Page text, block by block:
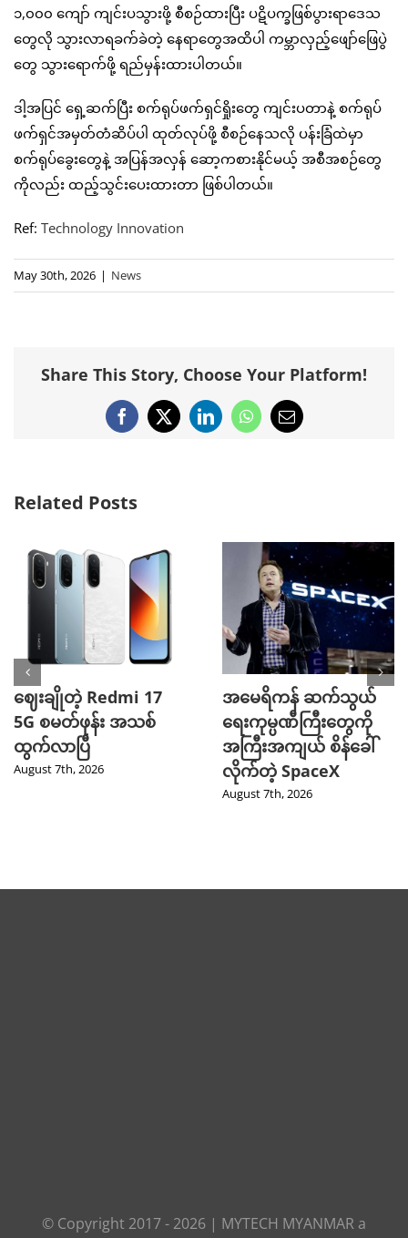
၁,၀၀၀ ကျော် ကျင်းပသွားဖို့ စီစဉ်ထားပြီး ပဋိပက္ခဖြစ်ပွားရာဒေသ
တွေလို သွားလာရခက်ခဲတဲ့ နေရာတွေအထိပါ ကမ္ဘာလှည့်ဖျော်ဖြေပွဲ
တွေ သွားရောက်ဖို့ ရည်မှန်းထားပါတယ်။
ဒါ့အပြင် ရှေ့ဆက်ပြီး စက်ရုပ်ဖက်ရှင်ရှိုးတွေ ကျင်းပတာနဲ့ စက်ရုပ်
ဖက်ရှင်အမှတ်တံဆိပ်ပါ ထုတ်လုပ်ဖို့ စီစဉ်နေသလို ပန်းခြံထဲမှာ
စက်ရုပ်ခွေးတွေနဲ့ အပြန်အလှန် ဆော့ကစားနိုင်မယ့် အစီအစဉ်တွေ
ကိုလည်း ထည့်သွင်းပေးထားတာ ဖြစ်ပါတယ်။
Ref: Technology Innovation
May 30th, 2026 | News
Share This Story, Choose Your Platform!
Facebook
X LinkedInWhatsApp
Email
Related Posts
ဈေးချိုတဲ့ Redmi 17
5G စမတ်ဖုန်း အသစ်
ထွက်လာပြီ
August 7th, 2026
အမေရိကန် ဆက်သွယ်
ရေးကုမ္ပဏီကြီးတွေကို
အကြီးအကျယ် စိန်ခေါ်
လိုက်တဲ့ SpaceX
August 7th, 2026
© Copyright 2017 - 2026 | MYTECH MYANMAR a